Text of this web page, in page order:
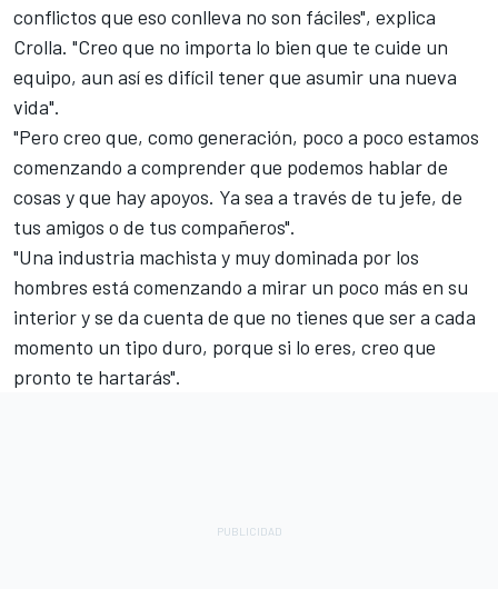
conflictos que eso conlleva no son fáciles", explica
Crolla. "Creo que no importa lo bien que te cuide un
equipo, aun así es difícil tener que asumir una nueva
vida".
"Pero creo que, como generación, poco a poco estamos
comenzando a comprender que podemos hablar de
cosas y que hay apoyos. Ya sea a través de tu jefe, de
tus amigos o de tus compañeros".
"Una industria machista y muy dominada por los
hombres está comenzando a mirar un poco más en su
interior y se da cuenta de que no tienes que ser a cada
momento un tipo duro, porque si lo eres, creo que
pronto te hartarás".